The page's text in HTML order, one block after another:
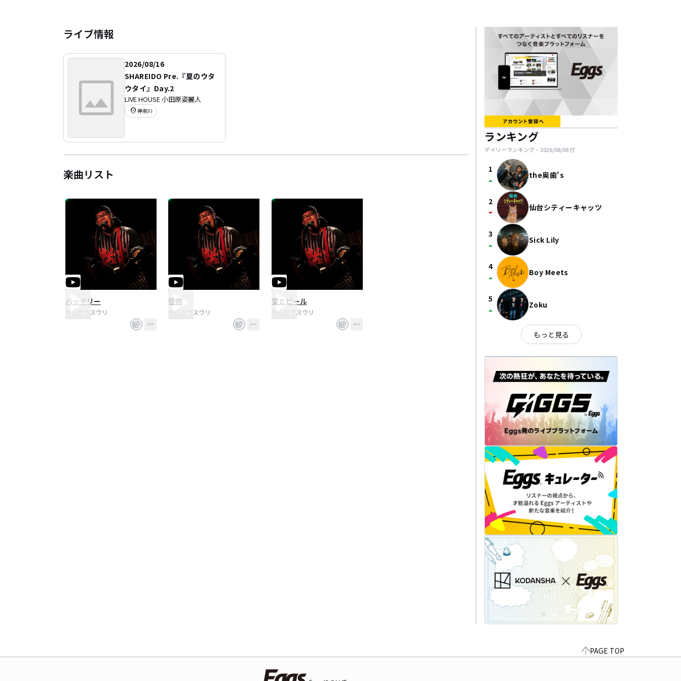
ライブ情報
2026/08/16
SHAREIDO Pre.『夏のウタ
ウタイ』Day.2
LIVE HOUSE 小田原姿麗人
location_on 神奈川
楽曲リスト
バッテリー
秋山カラスウリ
怪物
秋山カラスウリ
愛とビール
秋山カラスウリ
ランキング
デイリーランキング・ 2026/08/08付
1
arrow_drop_up the奥歯's
2
arrow_drop_down 仙台シティーキャッツ
3
arrow_drop_up Sick Lily
4
arrow_drop_up Boy Meets
5
arrow_drop_up Zoku
もっと見る
PAGE TOP